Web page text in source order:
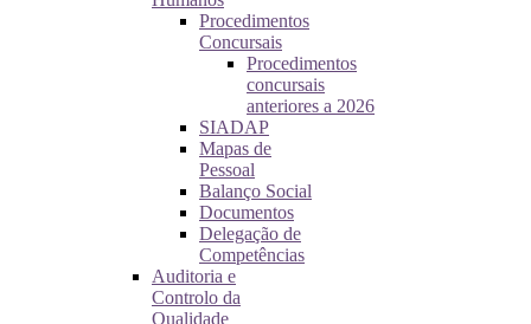
Procedimentos
Concursais
Procedimentos
concursais
anteriores a 2026
SIADAP
Mapas de
Pessoal
Balanço Social
Documentos
Delegação de
Competências
Auditoria e
Controlo da
Qualidade